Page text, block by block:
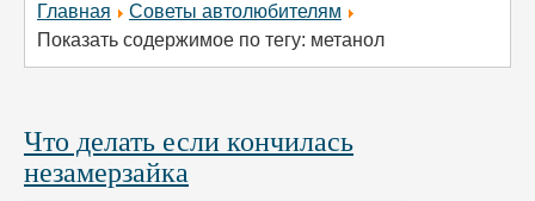
Главная
Советы автолюбителям
Показать содержимое по тегу: метанол
Что делать если кончилась
незамерзайка